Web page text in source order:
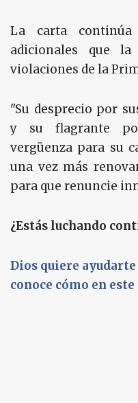
La carta continúa
adicionales que
violaciones de la
"Su desprecio por
y su flagrante
vergüenza para su
una vez más
para que renuncie
¿Estás luchando
Dios quiere
conoce cómo en este